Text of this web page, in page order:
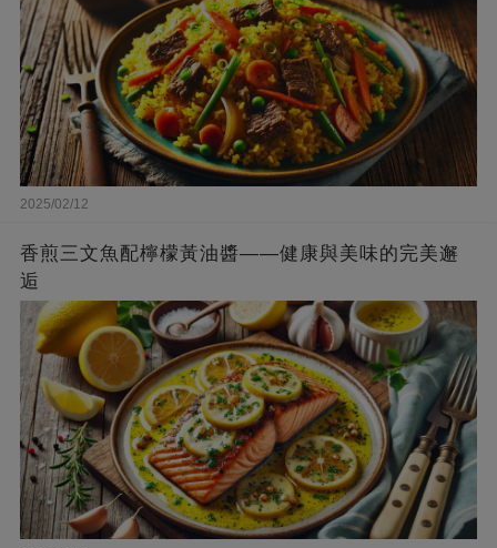
2025/02/12
香煎三文魚配檸檬黃油醬——健康與美味的完美邂
逅